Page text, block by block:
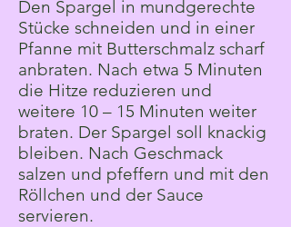
Den Spargel in mundgerechte
Stücke schneiden und in einer
Pfanne mit Butterschmalz scharf
anbraten. Nach etwa 5 Minuten
die Hitze reduzieren und
weitere 10 – 15 Minuten weiter
braten. Der Spargel soll knackig
bleiben. Nach Geschmack
salzen und pfeffern und mit den
Röllchen und der Sauce
servieren.